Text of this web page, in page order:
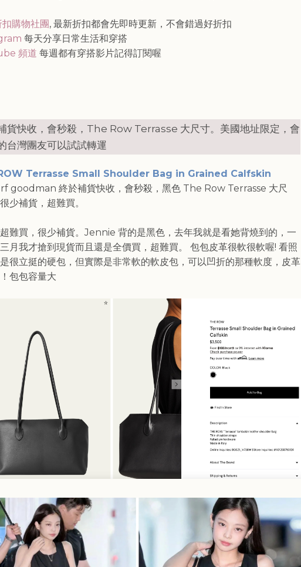
扣購物社團, 最新折扣都會先即時更新，不會錯過好折扣
每天分享日常生活和穿搭
頻道 每週都有穿搭影片記得訂閱喔
貨快收，會秒殺，The Row Terrasse 大尺寸。美國地址限定，會
台灣團友可以試試轉運
Terrasse Small Shoulder Bag in Grained Calfskin
goodman 終於補貨快收，會秒殺，黑色 The Row Terrasse 大尺
少補貨，超難買。
難買，很少補貨。Jennie 背的是黑色，去年我就是看她背燒到的，一
月我才搶到現貨而且還是全價買，超難買。 包包皮革很軟很軟喔! 看照
很立挺的硬包，但實際是非常軟的軟皮包，可以凹折的那種軟度，皮革
包包容量大